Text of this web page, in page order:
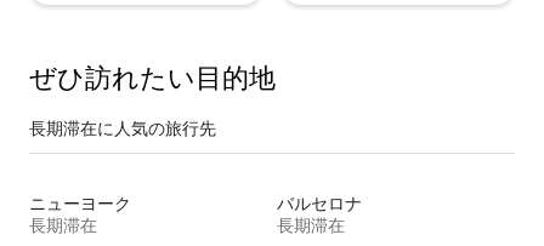
ぜひ訪⁠れ⁠た⁠い目⁠的⁠地
長期滞在に人気の旅行先
ニューヨーク
長期滞在
バルセロナ
長期滞在